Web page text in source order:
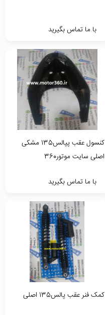
با ما تماس بگیرید
کنسول عقب پپالس135 مشکی
اصلی سایت موتور360
با ما تماس بگیرید
کمک فنر عقب پالس135 اصلی